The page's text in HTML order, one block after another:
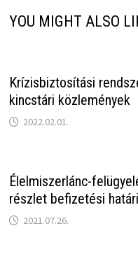
YOU MIGHT ALSO
Krízisbiztosítási
kincstári közlemények
2022.02.01.
Élelmiszerlánc-
részlet befizetési
2021.07.26.